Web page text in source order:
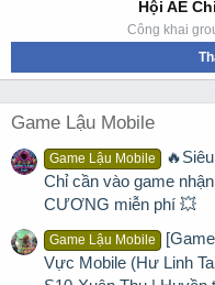
Hội AE
Công khai
Game Lậu Mobile
Game Lậu Mobile
Chỉ cần vào game
CƯƠNG miễn phí 💥
Game Lậu Mobile
Vực Mobile (Hư Linh